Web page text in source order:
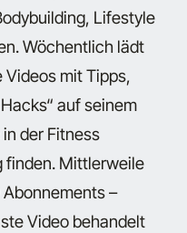
Lifestyle
Wöchentlich lädt
mit Tipps,
auf seinem
der Fitness
finden. Mittlerweile
–
Video behandelt